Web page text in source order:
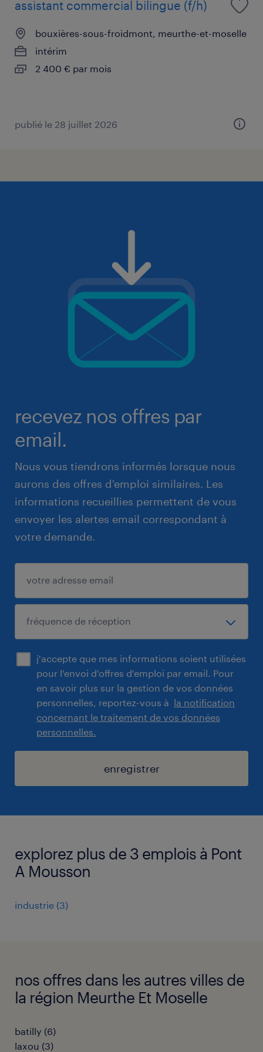
assistant commercial bilingue (f/h)
bouxières-sous-froidmont, meurthe-et-moselle
intérim
2 400 € par mois
publié le 28 juillet 2026
recevez nos offres par
email.
Nous vous tiendrons informés lorsque nous
aurons des offres d'emploi similaires. Les
informations recueillies permettent de vous
envoyer les alertes email correspondant à
votre demande.
j'accepte que mes informations soient utilisées
pour l'envoi d'offres d'emploi par email. Pour
en savoir plus sur la gestion de vos données
personnelles, reportez-vous à la notification
concernant le traitement de vos données
personnelles.
enregistrer
explorez plus de 3 emplois à Pont
A Mousson
industrie (3)
nos offres dans les autres villes de
la région Meurthe Et Moselle
batilly (6)
laxou (3)